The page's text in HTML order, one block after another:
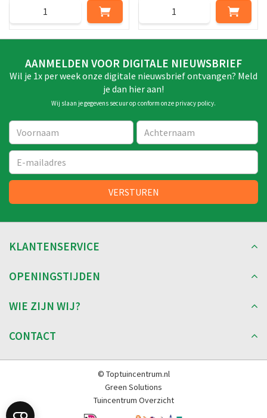
AANMELDEN VOOR DIGITALE NIEUWSBRIEF
Wil je 1x per week onze digitale nieuwsbrief ontvangen? Meld
je dan hier aan!
Wij slaan je gegevens secuur op conform onze privacy policy.
KLANTENSERVICE
OPENINGSTIJDEN
WIE ZIJN WIJ?
CONTACT
© Toptuincentrum.nl
Green Solutions
Tuincentrum Overzicht